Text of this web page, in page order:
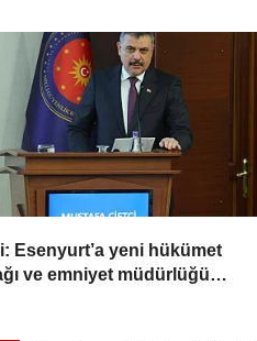
Esenyurt’a yeni hükümet
ve emniyet müdürlüğü